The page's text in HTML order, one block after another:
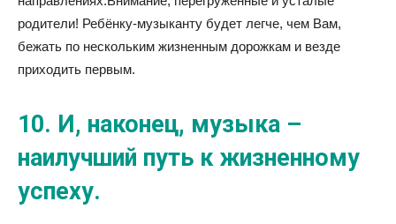
родители! Ребёнку-музыканту будет легче, чем Вам,
бежать по нескольким жизненным дорожкам и везде
приходить первым.
10. И, наконец, музыка –
наилучший путь к жизненному
успеху.